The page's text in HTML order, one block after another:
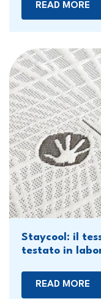
READ MORE
Staycool: il
testato in
READ MORE